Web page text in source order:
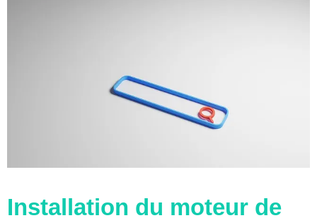
Installation du moteur de